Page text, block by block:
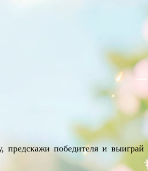
предскажи победителя и выиграй